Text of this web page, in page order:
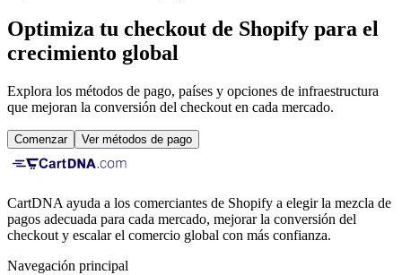
Optimiza tu checkout de Shopify para el
crecimiento global
Explora los métodos de pago, países y opciones de infraestructura
que mejoran la conversión del checkout en cada mercado.
Comenzar Ver métodos de pago
CartDNA ayuda a los comerciantes de Shopify a elegir la mezcla de
pagos adecuada para cada mercado, mejorar la conversión del
checkout y escalar el comercio global con más confianza.
Navegación principal